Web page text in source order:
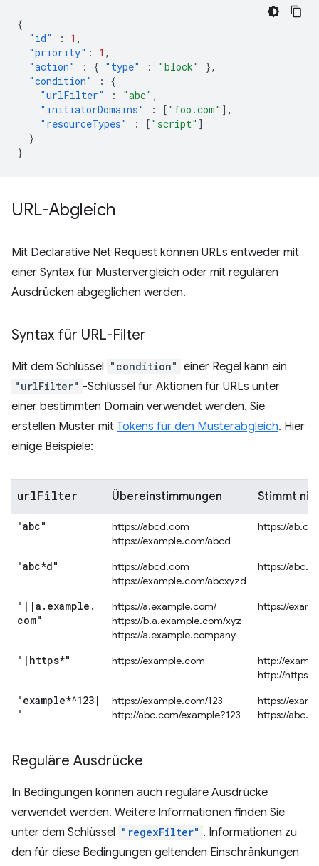
{
"id"
: 1 ,
"priority" : 1 ,
"action"
: { "type" : "block"
},
"condition"
:
{
"urlFilter"
: "abc" ,
"initiatorDomains"
: [ "foo.com" ],
"resourceTypes"
: [ "script" ]
}
}
URL-Abgleich
Mit Declarative Net Request können URLs entweder mit
einer Syntax für Mustervergleich oder mit regulären
Ausdrücken abgeglichen werden.
Syntax für URL-Filter
Mit dem Schlüssel "condition" einer Regel kann ein
"urlFilter" -Schlüssel für Aktionen für URLs unter
einer bestimmten Domain verwendet werden. Sie
erstellen Muster mit Tokens für den Musterabgleich. Hier
einige Beispiele:
urlFilter Übereinstimmungen Stimmt
"abc"
https://abcd.com
https://example.com/abcd
https://
"abc*d"
https://abcd.com
https://example.com/abcxyzd
https://
" | |a . example .
com"
https://a.example.com/
https://b.a.example.com/xyz
https://a.example.company
https://
" | https*" https://example.com
http://
http://
"example*^123 |
"
https://example.com/123
http://abc.com/example?123
https://
https://
Reguläre Ausdrücke
In Bedingungen können auch reguläre Ausdrücke
verwendet werden. Weitere Informationen finden Sie
unter dem Schlüssel "regexFilter" . Informationen zu
den für diese Bedingungen geltenden Einschränkungen